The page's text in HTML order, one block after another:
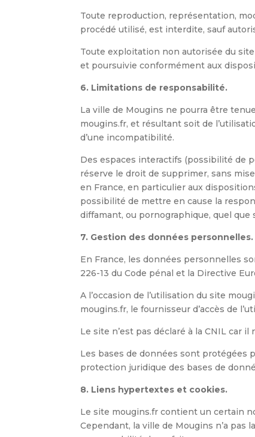
Toute reproduction, représentation,
procédé utilisé, est interdite, sauf
Toute exploitation non autorisée du
et poursuivie conformément aux
6. Limitations de responsabilité.
La ville de Mougins ne pourra être
mougins.fr, et résultant soit de
d’une incompatibilité.
Des espaces interactifs (possibilité de
réserve le droit de supprimer, sans
en France, en particulier aux
possibilité de mettre en cause la
diffamant, ou pornographique, quel
7. Gestion des données personnelles.
En France, les données personnelles
226-13 du Code pénal et la Directive
A l’occasion de l’utilisation du site
mougins.fr, le fournisseur d’accès de
Le site n’est pas déclaré à la CNIL car
Les bases de données sont protégées
protection juridique des bases de
8. Liens hypertextes et cookies.
Le site mougins.fr contient un certain
Cependant, la ville de Mougins n’a